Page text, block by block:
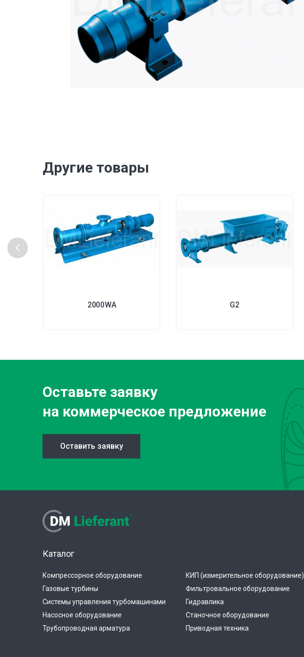
Другие товары
2000WA G2
Оставьте заявку
на коммерческое предложение
Оставить заявку
Каталог
Компрессорное оборудование
Газовые турбины
Системы управления турбомашинами
Насосное оборудование
Трубопроводная арматура
КИП (измерительное оборудование)
Фильтровальное оборудование
Гидравлика
Станочное оборудование
Приводная техника